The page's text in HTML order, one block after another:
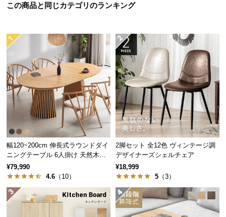
キ
ン
に
つ
い
て
証
に
つ
い
低めに調節するとリビングにぴったりのセンターテ
ーブルに。ソファや座椅子と合わせやすいスタイル
です。
足元ゆったりの一本脚タイプ
テーブルの脚に身体が触れにくい一歩脚タイプ。4本
脚・クロス脚と比べてゆったり座れます。
この商品と同じカテゴリのランキング
幅120~200cm 伸長式ラウンドダイ
ニングテーブル 6人掛け 天然木突
板 美しい格子デザイン
¥79,990
4.6 （10）
2脚セット 全12色 ヴィンテージ調
デザイナーズシェルチェア
¥18,999
5 （3）